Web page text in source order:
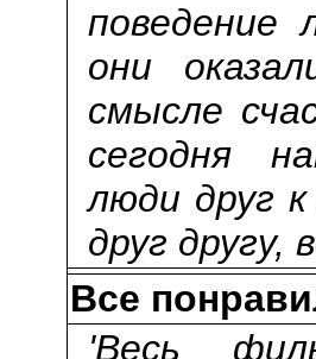
они
смысле
сегодня
люди друг
друг
Все
'Весь